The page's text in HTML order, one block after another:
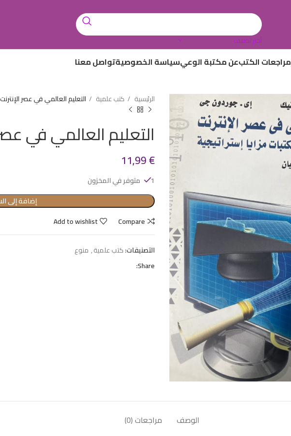
أختر تصنيف
مراجعات الكتبعن مكتبة الوعيسياسة الخصوصيةتواصل معنا
الرئيسية كتب علمية التعليم العالمي في عصر الإنترنت
التعليم العالمي في
11,99€
1 متوفر في المخزون
إضافة إلى
Compare
Add to wishlist
التصنيفات:كتب علمية, منوع
Share:
الوصف مراجعات (0)